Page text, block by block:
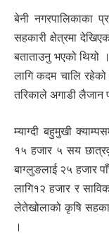
बेनी नगरपालिकाका
सहकारी क्षेत्रमा
बताताउनु भएको थियो
लागि कदम चालि
तरिकाले अगाडी लैजान
म्याग्दी बहुमुखी
१५ हजार ५ सय
बाग्लुङलाई २५ हजार
लागि१२ हजार र
लेतेखोलाको कृषि
।